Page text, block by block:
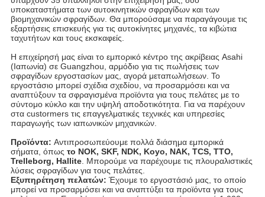
υποκαταστήματα των αυτοκινητικών σφραγίδων και των
βιομηχανικών σφραγίδων. Θα μπορούσαμε να παραγάγουμε τις
εξαρτήσεις επισκευής για τις αυτοκίνητες μηχανές, τα κιβώτια
ταχυτήτων και τους εκσκαφείς.
Η επιχείρησή μας είναι το εμπορικό κέντρο της ακρίβειας Asahi
(Ιαπωνία) σε Guangzhou, αρμόδιο για τις πωλήσεις των
σφραγίδων εργοστασίων μας, αγορά μεταπωλήσεων. Το
εργοστάσιο μπορεί σχέδια σχεδίου, να προσαρμόσει και να
αναπτύξουν τα σφραγισμένα προϊόντα για τους πελάτες με το
σύντομο κύκλο και την υψηλή αποδοτικότητα. Για να παρέχουν
στα custormers τις επαγγελματικές τεχνικές και υπηρεσίες
παραγωγής των ιαπωνικών μηχανικών.
Προϊόντα: Αντιπροσωπεύουμε πολλά διάσημα εμπορικά
σήματα, όπως το NOK, SKF, NDK, Koyo, NAK, TCS, TTO,
Trelleborg, Hallite. Μπορούμε να παρέχουμε τις πλουραλιστικές
λύσεις σφραγίδων για τους πελάτες.
Εξυπηρέτηση πελατών: Έχουμε το εργοστάσιό μας, το οποίο
μπορεί να προσαρμόσει και να αναπτύξει τα προϊόντα για τους